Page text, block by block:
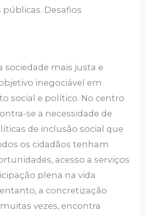
Desafios
sociedade mais justa e
inegociável em
social e político. No centro
se a necessidade de
de inclusão social que
os cidadãos tenham
acesso a serviços
plena na vida
a concretização
vezes, encontra